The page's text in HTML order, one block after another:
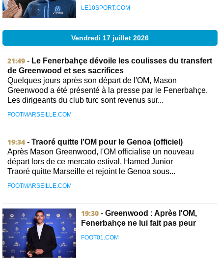
LE10SPORT.COM
Vendredi 17 juillet 2026
21:49 - Le Fenerbahçe dévoile les coulisses du transfert
de Greenwood et ses sacrifices
Quelques jours après son départ de l'OM, Mason
Greenwood a été présenté à la presse par le Fenerbahçe.
Les dirigeants du club turc sont revenus sur...
FOOTMARSEILLE.COM
19:34 - Traoré quitte l'OM pour le Genoa (officiel)
Après Mason Greenwood, l'OM officialise un nouveau
départ lors de ce mercato estival. Hamed Junior
Traoré quitte Marseille et rejoint le Genoa sous...
FOOTMARSEILLE.COM
19:30 - Greenwood : Après l'OM,
Fenerbahçe ne lui fait pas peur
FOOT01.COM